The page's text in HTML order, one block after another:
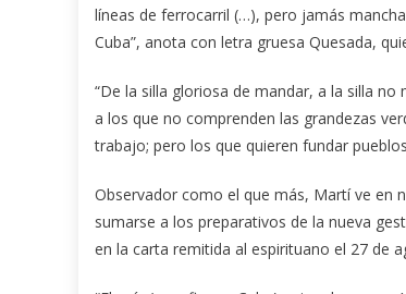
líneas de ferrocarril (…), pero jamás
Cuba”, anota con letra gruesa Quesada,
“De la silla gloriosa de mandar, a la silla
a los que no comprenden las grandezas
trabajo; pero los que quieren fundar
Observador como el que más, Martí ve en
sumarse a los preparativos de la nueva
en la carta remitida al espirituano el 27 de